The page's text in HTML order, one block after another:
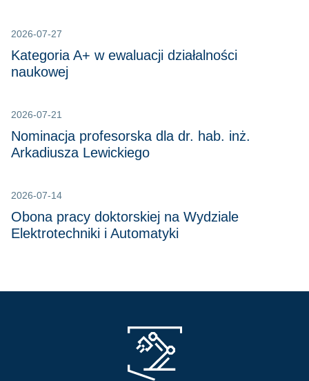
2026-07-27
Kategoria A+ w ewaluacji działalności
naukowej
2026-07-21
Nominacja profesorska dla dr. hab. inż.
Arkadiusza Lewickiego
2026-07-14
Obona pracy doktorskiej na Wydziale
Elektrotechniki i Automatyki